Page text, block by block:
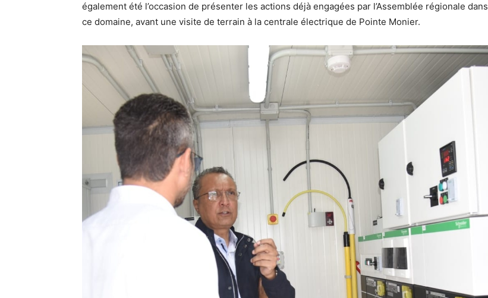
également été l’occasion de présenter les actions déjà engagées par l’Assemblée régionale dans
ce domaine, avant une visite de terrain à la centrale électrique de Pointe Monier.